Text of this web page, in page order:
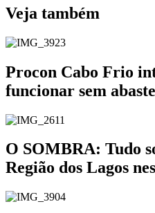
Veja também
Procon Cabo Frio
funcionar sem
O SOMBRA: Tudo
Região dos Lagos